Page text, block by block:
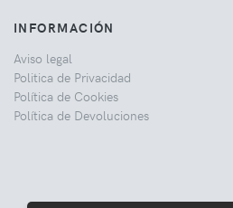
INFORMACIÓN
Aviso legal
Politica de Privacidad
Política de Cookies
Política de Devoluciones